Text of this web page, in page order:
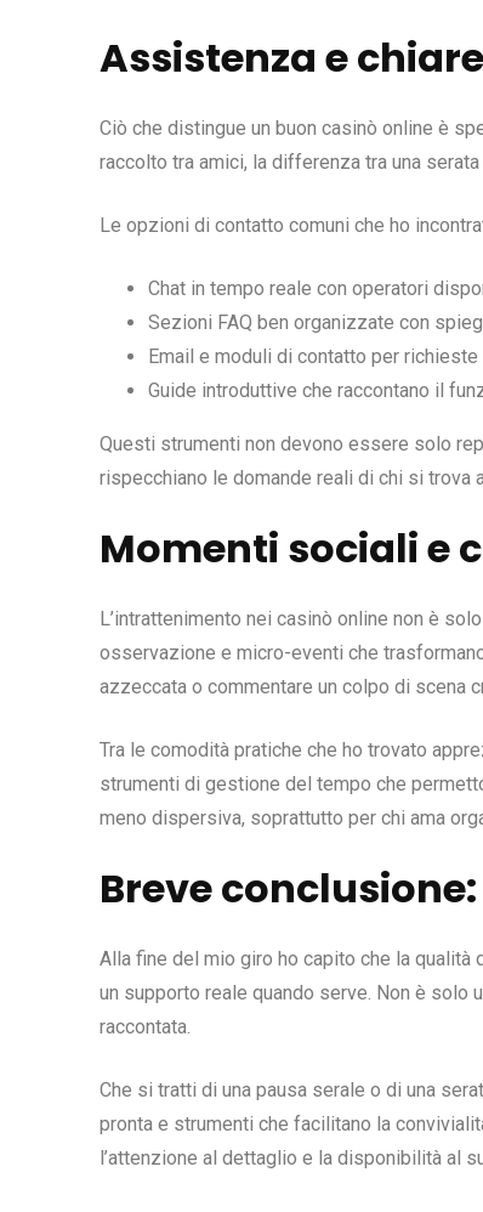
Assistenza e
Ciò che distingue un buon casinò online è
raccolto tra amici, la differenza tra una
Le opzioni di contatto comuni che ho
Chat in tempo reale con operatori
Sezioni FAQ ben organizzate con
Email e moduli di contatto per
Guide introduttive che raccontano il
Questi strumenti non devono essere solo
rispecchiano le domande reali di chi si trova
Momenti sociali e
L’intrattenimento nei casinò online non è
osservazione e micro-eventi che
azzeccata o commentare un colpo di scena
Tra le comodità pratiche che ho trovato
strumenti di gestione del tempo che
meno dispersiva, soprattutto per chi ama
Breve
Alla fine del mio giro ho capito che la qualità
un supporto reale quando serve. Non è solo
raccontata.
Che si tratti di una pausa serale o di una
pronta e strumenti che facilitano la
l’attenzione al dettaglio e la disponibilità al